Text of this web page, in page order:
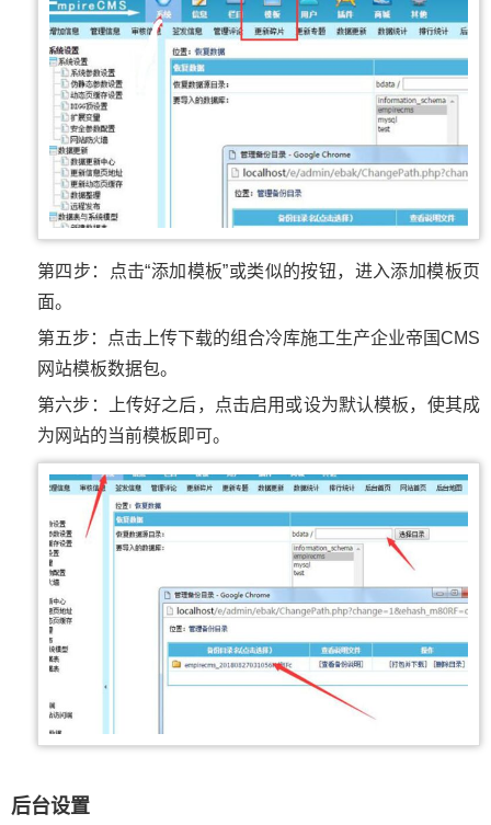
第四步：点击“添加模板”或类似的按钮，进入添加模板页
面。
第五步：点击上传下载的组合冷库施工生产企业帝国CMS
网站模板数据包。
第六步：上传好之后，点击启用或设为默认模板，使其成
为网站的当前模板即可。
后台设置